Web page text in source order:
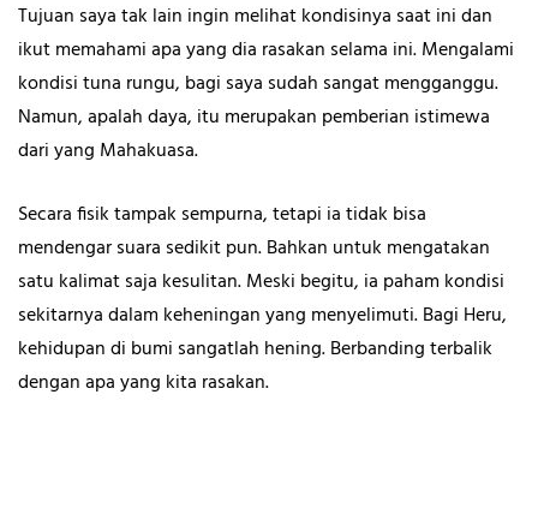
Tujuan saya tak lain ingin melihat kondisinya saat ini dan
ikut memahami apa yang dia rasakan selama ini. Mengalami
kondisi tuna rungu, bagi saya sudah sangat mengganggu.
Namun, apalah daya, itu merupakan pemberian istimewa
dari yang Mahakuasa.
Secara fisik tampak sempurna, tetapi ia tidak bisa
mendengar suara sedikit pun. Bahkan untuk mengatakan
satu kalimat saja kesulitan. Meski begitu, ia paham kondisi
sekitarnya dalam keheningan yang menyelimuti. Bagi Heru,
kehidupan di bumi sangatlah hening. Berbanding terbalik
dengan apa yang kita rasakan.